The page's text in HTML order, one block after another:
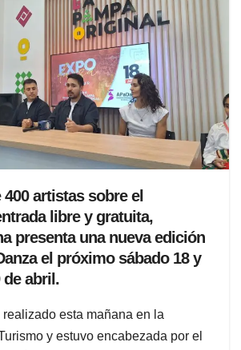
artistas sobre el
libre y gratuita,
presenta una nueva edición
el próximo sábado 18 y
abril.
esta mañana en la
y estuvo encabezada por el